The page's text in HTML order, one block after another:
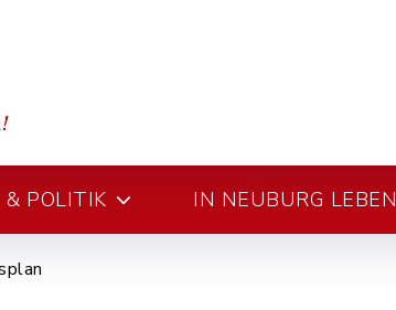
& POLITIK IN NEUBURG LEBEN